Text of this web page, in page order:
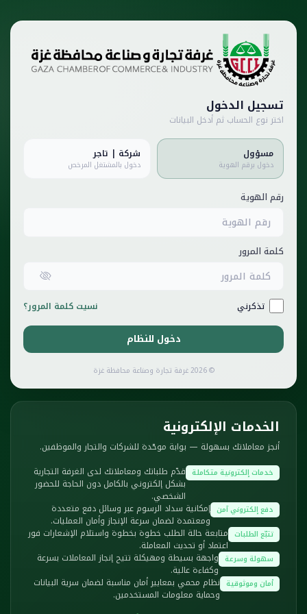
تسجيل الدخول
اختر نوع الحساب ثم أدخل البيانات
مسؤول
دخول برقم الهوية
شركة | تاجر
دخول بالمشتغل المرخص
رقم الهوية
كلمة المرور
تذكرني نسيت كلمة المرور؟
دخول للنظام
© 2026 غرفة تجارة وصناعة محافظة غزة
الخدمات الإلكترونية
أنجز معاملاتك بسهولة — بوابة موحّدة للشركات والتجار والموظفين.
خدمات إلكترونية متكاملة قدّم طلباتك ومعاملاتك لدى الغرفة التجارية
بشكل إلكتروني بالكامل دون الحاجة للحضور
الشخصي.
دفع إلكتروني آمن إمكانية سداد الرسوم عبر وسائل دفع متعددة
ومعتمدة لضمان سرعة الإنجاز وأمان العمليات.
تتبّع الطلبات متابعة حالة الطلب خطوة بخطوة واستلام الإشعارات فور
اعتماد أو تحديث المعاملة.
سهولة وسرعة واجهة بسيطة ومهيكلة تتيح إنجاز المعاملات بسرعة
وكفاءة عالية.
أمان وموثوقية نظام محمي بمعايير أمان مناسبة لضمان سرية البيانات
وحماية معلومات المستخدمين.